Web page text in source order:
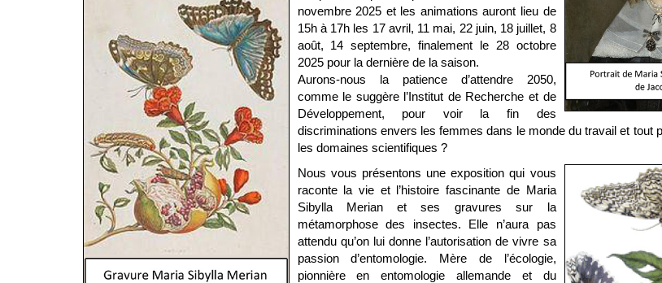
novembre 2025 et les animations auront lieu de
15h à 17h les 17 avril, 11 mai, 22 juin, 18 juillet, 8
août, 14 septembre, finalement le 28 octobre
2025 pour la dernière de la saison.
Aurons-nous la patience d’attendre 2050,
comme le suggère l’Institut de Recherche et de
Développement, pour voir la fin des
discriminations envers les femmes dans le monde du travail et tout
les domaines scientifiques ?
Nous vous présentons une exposition qui vous
raconte la vie et l’histoire fascinante de Maria
Sibylla Merian et ses gravures sur la
métamorphose des insectes. Elle n’aura pas
attendu qu’on lui donne l’autorisation de vivre sa
passion d’entomologie. Mère de l’écologie,
pionnière en entomologie allemande et du